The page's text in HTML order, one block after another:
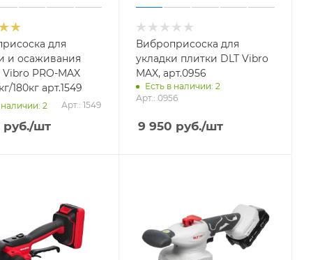
для
и осаживания
PRO-MAX
180кг арт.1549
наличии: 2 Арт.: 1549
руб./шт
Виброприсоска для
укладки плитки DLT Vibro
MAX, арт.0956
Есть в наличии: 2
Арт.: 0956
9 950 руб./шт